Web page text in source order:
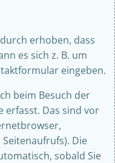
erhoben, dass
es sich z. B. um
eingeben.
beim Besuch der
erfasst. Das sind vor
Die
sobald Sie